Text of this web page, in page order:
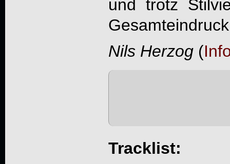
und trotz
Nils Herzog(
Tracklist: